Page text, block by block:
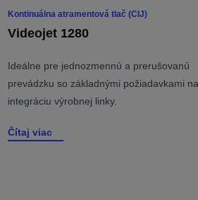
Kontinuálna atramentová tlač (CIJ)
Videojet 1280
Ideálne pre jednozmennú a prerušovanú
prevádzku so základnými požiadavkami na
integráciu výrobnej linky.
Čítaj viac